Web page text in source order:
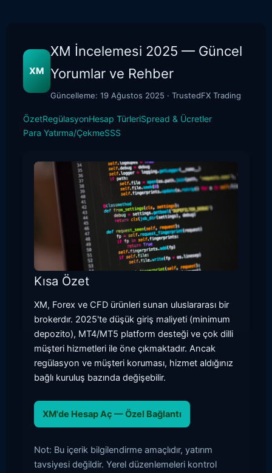
XM
XM İncelemesi 2025 — Güncel
Yorumlar ve Rehber
Güncelleme: 19 Ağustos 2025 · TrustedFX Trading
ÖzetRegülasyonHesap TürleriSpread & Ücretler
Para Yatırma/ÇekmeSSS
Kısa Özet
XM, Forex ve CFD ürünleri sunan uluslararası bir
brokerdır. 2025'te düşük giriş maliyeti (minimum
depozito), MT4/MT5 platform desteği ve çok dilli
müşteri hizmetleri ile öne çıkmaktadır. Ancak
regülasyon ve müşteri koruması, hizmet aldığınız
bağlı kuruluş bazında değişebilir.
XM'de Hesap Aç — Özel Bağlantı
Not: Bu içerik bilgilendirme amaçlıdır, yatırım
tavsiyesi değildir. Yerel düzenlemeleri kontrol